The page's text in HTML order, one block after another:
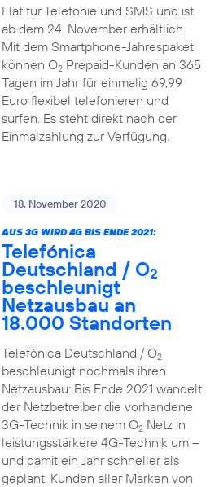
Flat für Telefonie und SMS und ist
ab dem 24. November erhältlich.
Mit dem Smartphone-Jahrespaket
können O2Prepaid-Kunden an 365
Tagen im Jahr für einmalig 69,99
Euro flexibel telefonieren und
surfen. Es steht direkt nach der
Einmalzahlung zur Verfügung.
18. November 2020
AUS 3G WIRD 4G BIS ENDE 2021:
Telefónica
Deutschland / O2
beschleunigt
Netzausbau an
18.000 Standorten
Telefónica Deutschland / O2
beschleunigt nochmals ihren
Netzausbau: Bis Ende 2021 wandelt
der Netzbetreiber die vorhandene
3G-Technik in seinem O2Netz in
leistungsstärkere 4G-Technik um –
und damit ein Jahr schneller als
geplant. Kunden aller Marken von